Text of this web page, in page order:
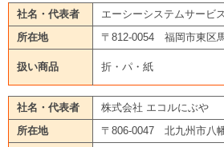
社名・代表者 エーシーシステムサー
所在地
〒812-0054 福岡市東区
扱い商品 折・パ・紙
社名・代表者 株式会社 エコルにぶ
所在地
〒806-0047 北九州市八